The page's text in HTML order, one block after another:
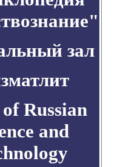
зал
Russian
and